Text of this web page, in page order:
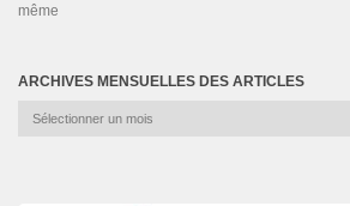
même
ARCHIVES MENSUELLES DES ARTICLES
Archives